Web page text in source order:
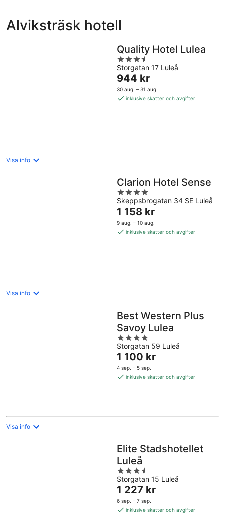
Alviksträsk
Alviksträsk
imorgon
natt,
aug.
helgen,
aug.
Alviksträsk hotell
Quality Hotel Lulea
3.5
out
of
5
Storgatan 17 Luleå
Priset
är
944 kr
944 kr
30 aug. – 31 aug.
inklusive skatter och avgifter
Visa info
Clarion Hotel Sense
4
out
of
5
Skeppsbrogatan 34 SE Luleå
Priset
är
1 158 kr
1 158 kr
9 aug. – 10 aug.
inklusive skatter och avgifter
Visa info
Best Western Plus
Savoy Lulea
4
out
of
5
Storgatan 59 Luleå
Priset
är
1 100 kr
1 100 kr
4 sep. – 5 sep.
inklusive skatter och avgifter
Visa info
Elite Stadshotellet
Luleå
3.5
out
of
5
Storgatan 15 Luleå
Priset
är
1 227 kr
1 227 kr
6 sep. – 7 sep.
inklusive skatter och avgifter